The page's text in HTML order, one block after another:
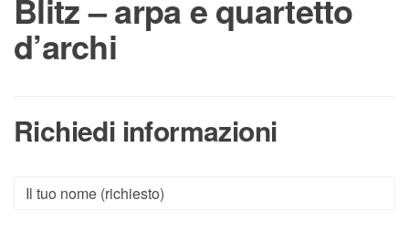
Blitz – arpa e quartetto
d’archi
Richiedi informazioni